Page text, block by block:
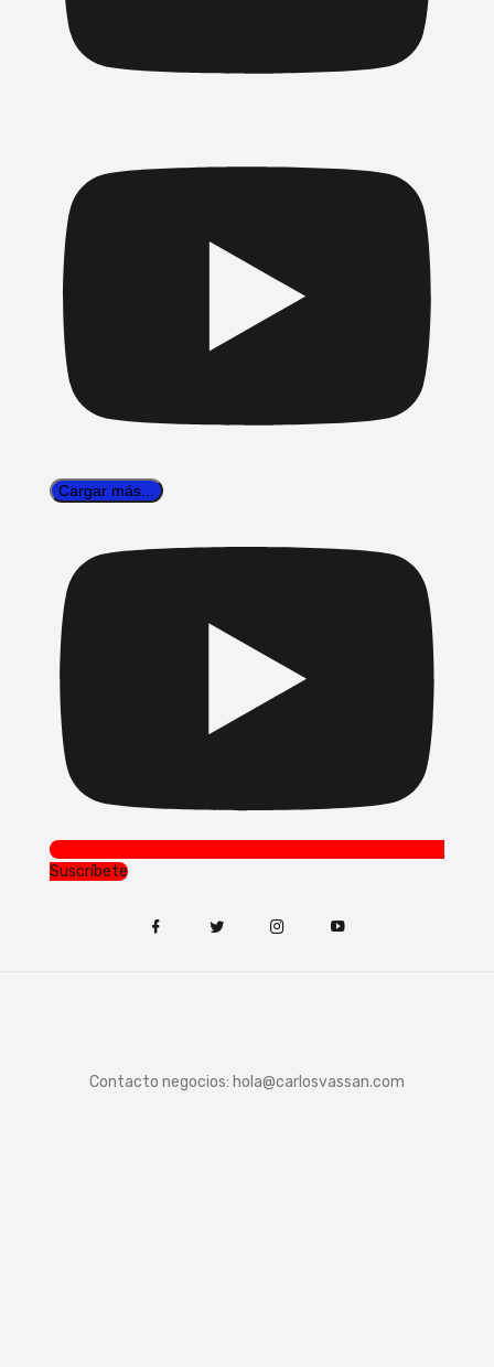
Cargar más...
Suscríbete
Contacto negocios: hola@carlosvassan.com